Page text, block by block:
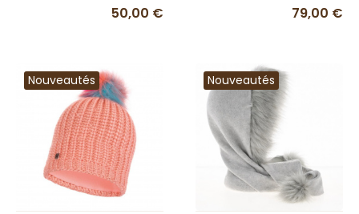
50,00 € 79,00 €
Nouveautés Nouveautés